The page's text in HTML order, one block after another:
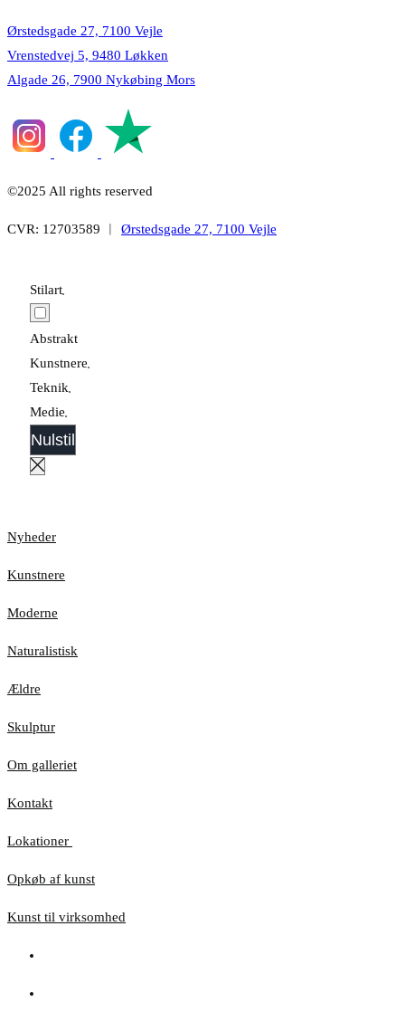
Ørstedsgade 27, 7100 Vejle
Vrenstedvej 5, 9480 Løkken
Algade 26, 7900 Nykøbing Mors
©2025 All rights reserved
CVR: 12703589 ︱ Ørstedsgade 27, 7100 Vejle
Stilart
Abstrakt
Kunstnere
Teknik
Medie
Nulstil
Nyheder
Kunstnere
Moderne
Naturalistisk
Ældre
Skulptur
Om galleriet
Kontakt
Lokationer
Opkøb af kunst
Kunst til virksomhed